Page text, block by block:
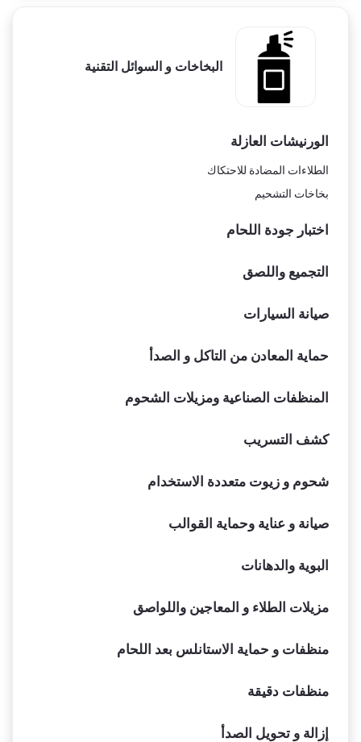
البخاخات و السوائل التقنية
الورنيشات العازلة
الطلاءات المضادة للاحتكاك
بخاخات التشحيم
اختبار جودة اللحام
التجميع واللصق
صيانة السيارات
حماية المعادن من التاكل و الصدأ
المنظفات الصناعية ومزيلات الشحوم
كشف التسريب
شحوم و زيوت متعددة الاستخدام
صيانة و عناية وحماية القوالب
البوية والدهانات
مزيلات الطلاء و المعاجين واللواصق
منظفات و حماية الاستانلس بعد اللحام
منظفات دقيقة
إزالة و تحويل الصدأ